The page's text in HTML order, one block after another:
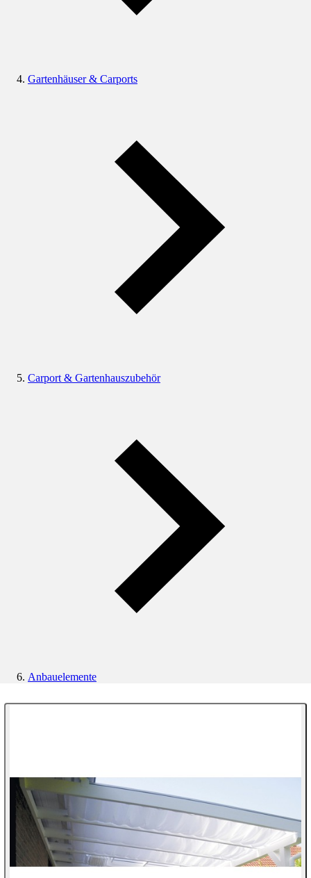
Gartenhäuser & Carports
Carport & Gartenhauszubehör
Anbauelemente